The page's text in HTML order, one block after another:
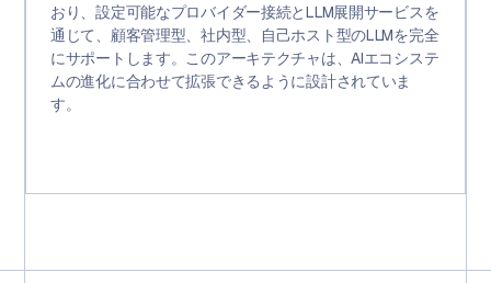
おり、設定可能なプロバイダー接続とLLM展開サービスを
通じて、顧客管理型、社内型、自己ホスト型のLLMを完全
にサポートします。このアーキテクチャは、AIエコシステ
ムの進化に合わせて拡張できるように設計されていま
す。